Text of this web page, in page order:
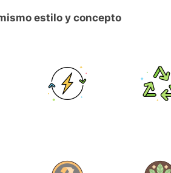
estilo y concepto